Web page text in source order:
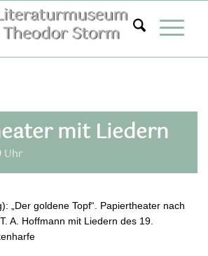
mit Liedern
Uhr
„Der goldene Topf“. Papiertheater nach
A. Hoffmann mit Liedern des 19.